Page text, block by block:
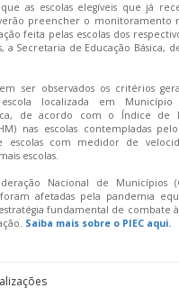
as escolas elegíveis que já
preencher o monitoramento
feita pelas escolas dos
a Secretaria de Educação Básica,
ser observados os critérios
localizada em
de acordo com o Índice de
nas escolas contempladas
escolas com medidor de
escolas.
Nacional de Municípios
afetadas pela pandemia
fundamental de combate
Saiba mais sobre o PIEC aqui.